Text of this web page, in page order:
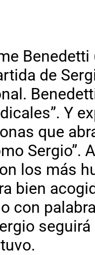
de
Y
que
Sergio”.
los más
bien
con